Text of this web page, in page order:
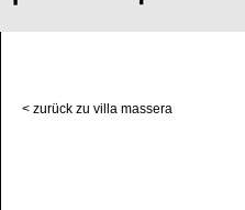
< zurück zu villa massera